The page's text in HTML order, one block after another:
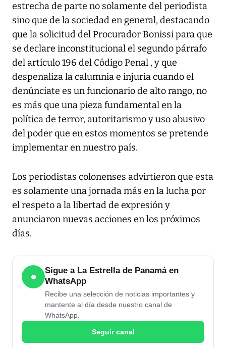
estrecha de parte no solamente del periodista
sino que de la sociedad en general, destacando
que la solicitud del Procurador Bonissi para que
se declare inconstitucional el segundo párrafo
del artículo 196 del Código Penal , y que
despenaliza la calumnia e injuria cuando el
denúnciate es un funcionario de alto rango, no
es más que una pieza fundamental en la
política de terror, autoritarismo y uso abusivo
del poder que en estos momentos se pretende
implementar en nuestro país.
Los periodistas colonenses advirtieron que esta
es solamente una jornada más en la lucha por
el respeto a la libertad de expresión y
anunciaron nuevas acciones en los próximos
días.
●
Sigue a La Estrella de Panamá en
WhatsApp
Recibe una selección de noticias importantes y
mantente al día desde nuestro canal de
WhatsApp.
Seguir canal